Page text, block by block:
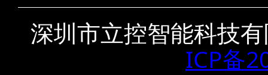
深圳市立控智能科技
ICP备